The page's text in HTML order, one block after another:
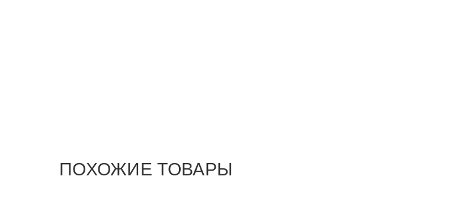
ПОХОЖИЕ ТОВАРЫ